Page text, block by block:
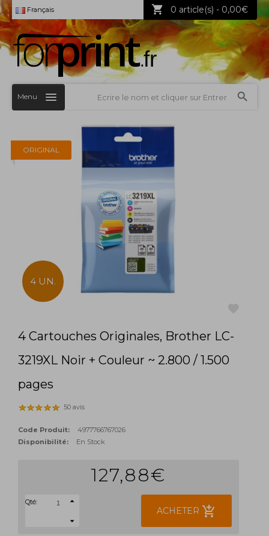
Français 0 article(s) - 0,00€
Menu
ORIGINAL
4 UN.
4 Cartouches Originales, Brother LC-
3219XL Noir + Couleur ~ 2.800 / 1.500
pages
50 avis
Code Produit:
4977766767026
Disponibilité:
En Stock
127,88€
Qté:
ACHETER add_shopping_cart